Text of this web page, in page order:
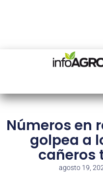
Números en
golpea a
cañeros
agosto 19,